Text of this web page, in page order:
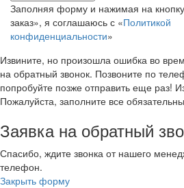
Заполняя форму и нажимая на
заказ», я соглашаюсь с «Политикой
конфиденциальности»
Извините, но произошла ошибка во
на обратный звонок. Позвоните по
попробуйте позже отправить еще раз!
Пожалуйста, заполните все
Заявка на обратный
Спасибо, ждите звонка от нашего
телефон.
Закрыть форму